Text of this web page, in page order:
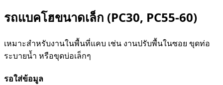
รถแบคโฮขนาดเล็ก (PC30, PC55-60)
เหมาะสำหรับงานในพื้นที่แคบ เช่น งานปรับพื้นในซอย ขุดท่อ
ระบายน้ำ หรือขุดบ่อเล็กๆ
รอใส่ข้อมูล